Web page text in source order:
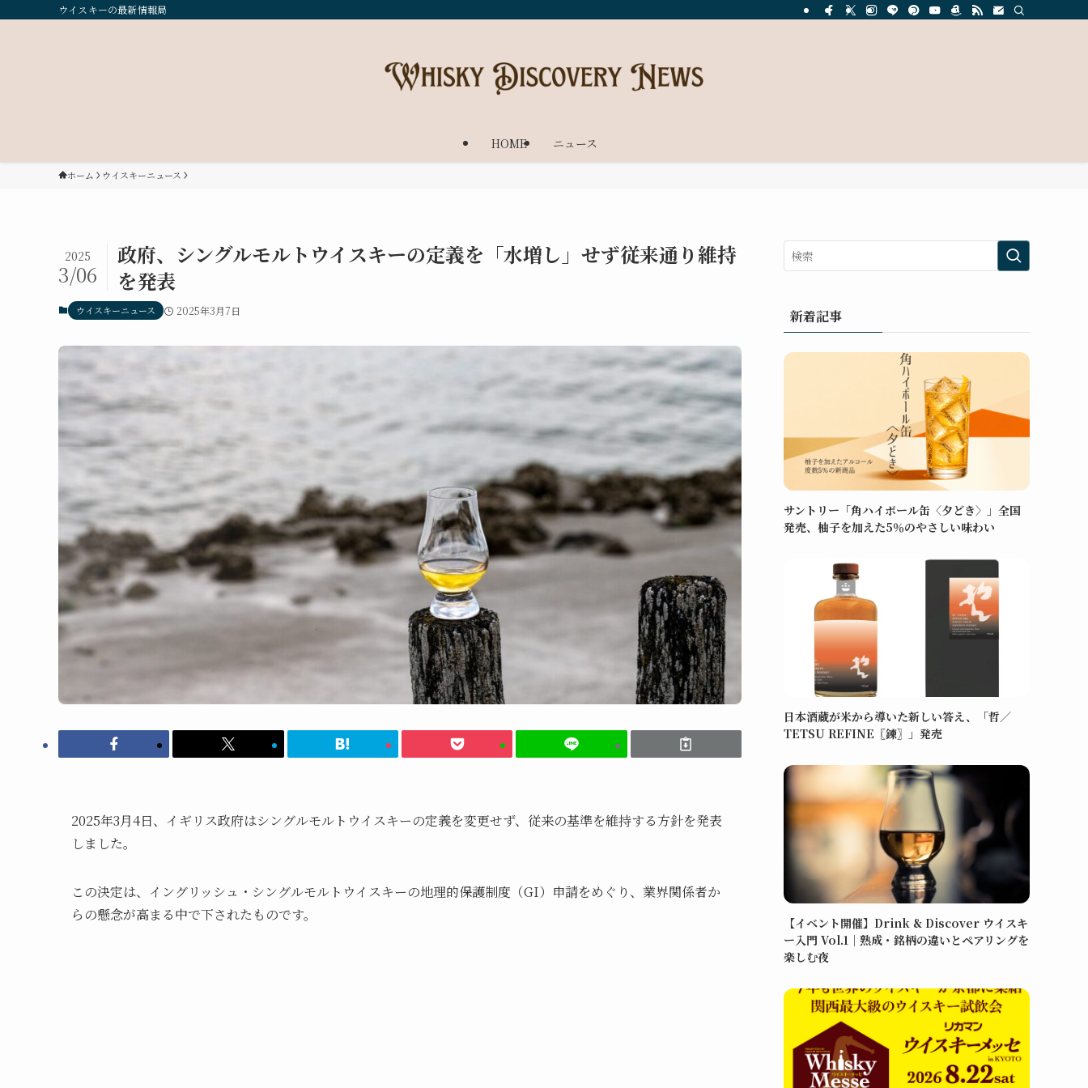
ウイスキーの最新情報局
HOME ニュース
ホーム ウイスキーニュース
政府、シングルモルトウイスキーの定義を「水増し」せず従来通り維持
を発表
2025
3/06
ウイスキーニュース 2025年3月7日
2025年3月4日、イギリス政府はシングルモルトウイスキーの定義を変更せず、従来の基準を維持する方針を発表
しました。
この決定は、イングリッシュ・シングルモルトウイスキーの地理的保護制度（GI）申請をめぐり、業界関係者か
らの懸念が高まる中で下されたものです。
新着記事
サントリー「角ハイボール缶〈夕どき〉」全国
発売、柚子を加えた5％のやさしい味わい
日本酒蔵が米から導いた新しい答え、「哲／
TETSU REFINE〖錬〗」発売
【イベント開催】Drink & Discover ウイスキ
ー入門 Vol.1｜熟成・銘柄の違いとペアリングを
楽しむ夜